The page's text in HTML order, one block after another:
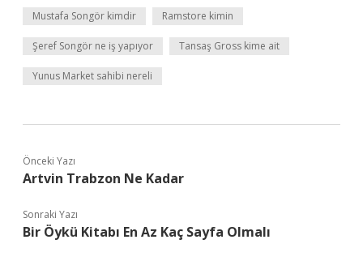
Mustafa Songör kimdir Ramstore kimin
Şeref Songör ne iş yapıyor Tansaş Gross kime ait
Yunus Market sahibi nereli
Önceki Yazı
Artvin Trabzon Ne Kadar
Sonraki Yazı
Bir Öykü Kitabı En Az Kaç Sayfa Olmalı